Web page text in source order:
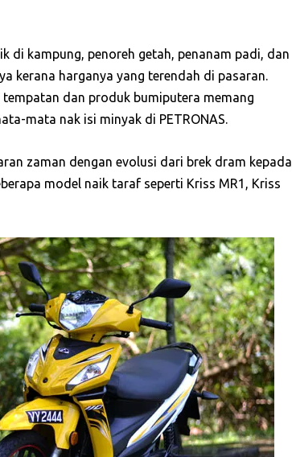
di kampung, penoreh getah, penanam padi, dan
kerana harganya yang terendah di pasaran.
dan produk bumiputera memang
mata nak isi minyak di PETRONAS.
zaman dengan evolusi dari brek dram kepada
model naik taraf seperti Kriss MR1, Kriss